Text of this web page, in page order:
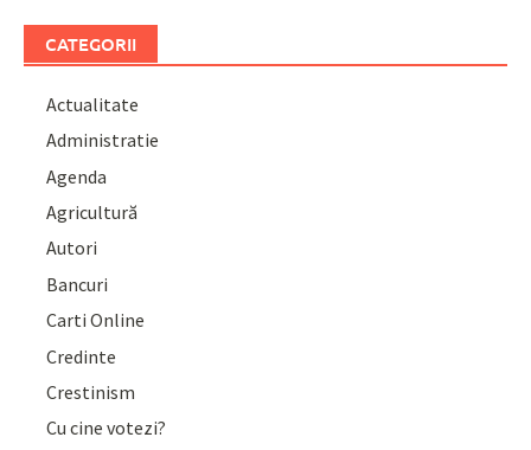
CATEGORII
Actualitate
Administratie
Agenda
Agricultură
Autori
Bancuri
Carti Online
Credinte
Crestinism
Cu cine votezi?